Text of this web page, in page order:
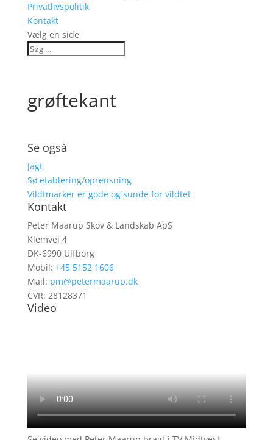
Privatlivspolitik
Kontakt
Vælg en side
grøftekant
Se også
Jagt
Sø etablering/oprensning
Vildtmarker er gode og sunde for vildtet
Kontakt
Peter Maarup Skov & Landskab ApS
Klemvej 4
DK-6990 Ulfborg
Mobil: +45 5152 1606
Mail: pm@petermaarup.dk
CVR: 28128371
Video